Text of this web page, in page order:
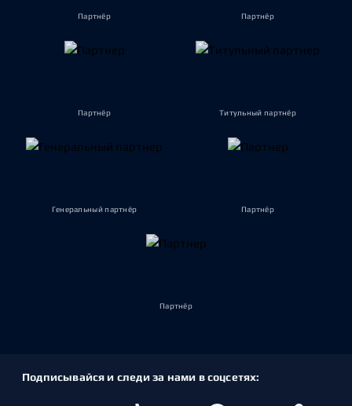
Партнёр Партнёр
Партнёр Титульный партнёр
Генеральный партнёр Партнёр
Партнёр
Подписывайся и следи за нами в соцсетях: